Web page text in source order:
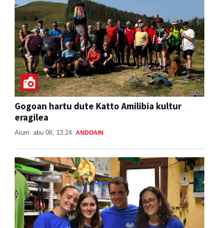
Gogoan hartu dute Katto Amilibia kultur
eragilea
Aiurri abu 08, 13:24 ANDOAIN